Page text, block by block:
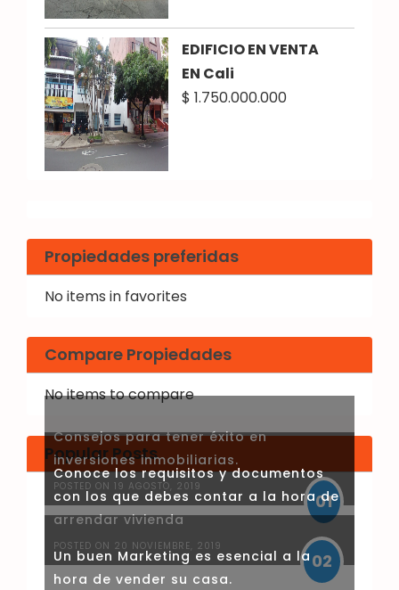
EDIFICIO EN VENTA
EN Cali
$ 1.750.000.000
Propiedades preferidas
No items in favorites
Compare Propiedades
No items to compare
Popular Posts
Consejos para tener éxito en
inversiones inmobiliarias.
POSTED ON 19 AGOSTO, 2019
01
Conoce los requisitos y documentos
con los que debes contar a la hora de
arrendar vivienda
POSTED ON 20 NOVIEMBRE, 2019
02
Un buen Marketing es esencial a la
hora de vender su casa.